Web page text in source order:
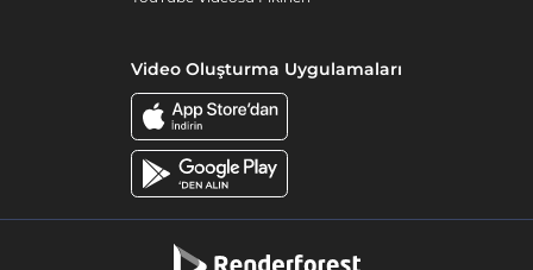
Video Oluşturma Uygulamaları